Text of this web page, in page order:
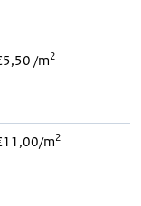
/m2
m2